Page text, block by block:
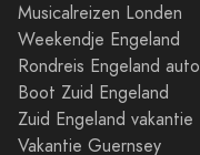
Musicalreizen Londen
Weekendje Engeland
Rondreis Engeland auto
Boot Zuid Engeland
Zuid Engeland vakantie
Vakantie Guernsey